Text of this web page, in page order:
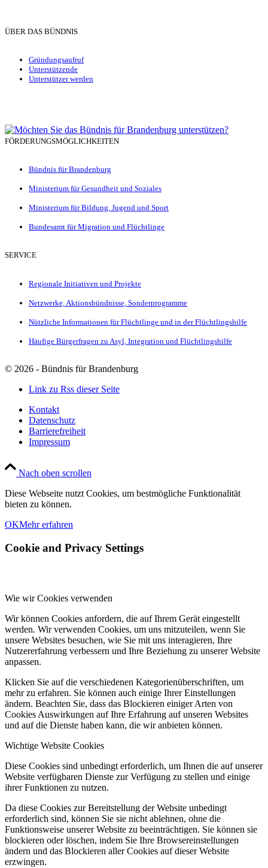
ÜBER DAS BÜNDNIS
Gründungsaufruf
Unterstützende
Unterstützer werden
FÖRDERUNGSMÖGLICHKEITEN
Bündnis für Brandenburg
Ministerium für Gesundheit und Soziales
Ministerium für Bildung, Jugend und Sport
Bundesamt für Migration und Flüchtlinge
SERVICE
Regionale Initiativen und Projekte
Netzwerke, Aktionsbündnisse, Sonderprogramme
Nützliche Informationen für Flüchtlinge und in der Flüchtlingshilfe
Häufige Bürgerfragen zu Asyl, Integration und Flüchtlingshilfe
© 2026 - Bündnis für Brandenburg
Link zu Rss dieser Seite
Kontakt
Datenschutz
Barrierefreiheit
Impressum
Nach oben scrollen
Diese Webseite nutzt Cookies, um bestmögliche Funktionalität
bieten zu können.
OKMehr erfahren
Cookie and Privacy Settings
Wie wir Cookies verwenden
Wir können Cookies anfordern, die auf Ihrem Gerät eingestellt
werden. Wir verwenden Cookies, um uns mitzuteilen, wenn Sie
unsere Websites besuchen, wie Sie mit uns interagieren, Ihre
Nutzererfahrung verbessern und Ihre Beziehung zu unserer Website
anpassen.
Klicken Sie auf die verschiedenen Kategorienüberschriften, um
mehr zu erfahren. Sie können auch einige Ihrer Einstellungen
ändern. Beachten Sie, dass das Blockieren einiger Arten von
Cookies Auswirkungen auf Ihre Erfahrung auf unseren Websites
und auf die Dienste haben kann, die wir anbieten können.
Wichtige Website Cookies
Diese Cookies sind unbedingt erforderlich, um Ihnen die auf unserer
Website verfügbaren Dienste zur Verfügung zu stellen und einige
ihrer Funktionen zu nutzen.
Da diese Cookies zur Bereitstellung der Website unbedingt
erforderlich sind, können Sie sie nicht ablehnen, ohne die
Funktionsweise unserer Website zu beeinträchtigen. Sie können sie
blockieren oder löschen, indem Sie Ihre Browsereinstellungen
ändern und das Blockieren aller Cookies auf dieser Website
erzwingen.